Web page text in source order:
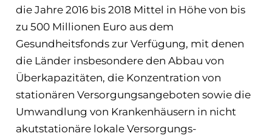
die Jahre 2016 bis 2018 Mittel in Höhe von bis
zu 500 Millionen Euro aus dem
Gesundheitsfonds zur Verfügung, mit de­nen
die Länder insbesondere den Abbau von
Überkapazitäten, die Konzentration von
stationären Versor­gungsangeboten sowie die
Umwandlung von Krankenhäusern in nicht
akutstationäre lokale Versor­gungs­­